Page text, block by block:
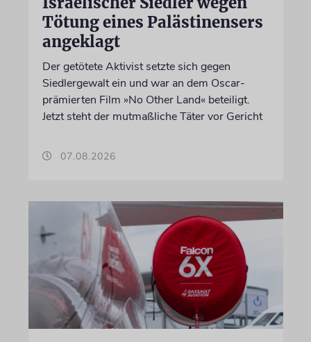
Tötung eines Palästinensers
angeklagt
Der getötete Aktivist setzte sich gegen
Siedlergewalt ein und war an dem Oscar-
prämierten Film »No Other Land« beteiligt.
Jetzt steht der mutmaßliche Täter vor Gericht
07.08.2026